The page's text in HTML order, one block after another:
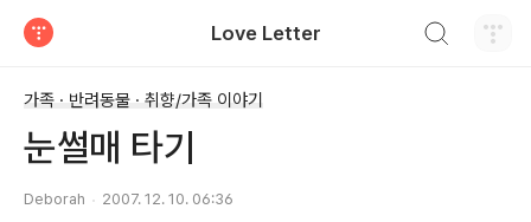
Love Letter
가족 · 반려동물 · 취향/가족 이야기
눈썰매 타기
Deborah 2007. 12. 10. 06:36